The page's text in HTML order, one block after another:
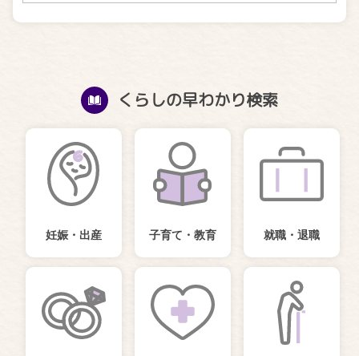
くらしの早わかり検索
妊娠・出産 子育て・教育 就職・退職